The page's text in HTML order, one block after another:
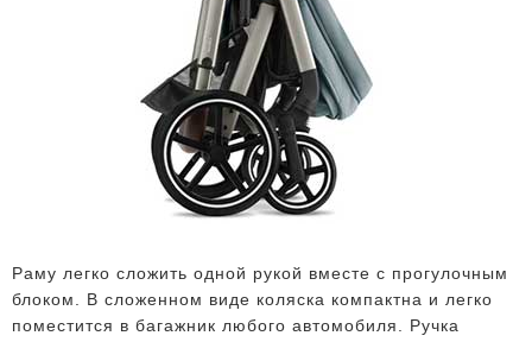
Раму легко сложить одной рукой вместе с прогулочным
блоком. В сложенном виде коляска компактна и легко
поместится в багажник любого автомобиля. Ручка